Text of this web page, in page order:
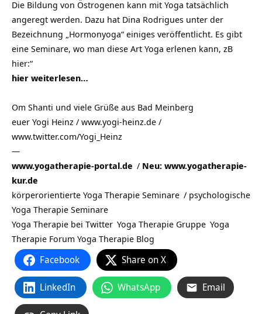
Die Bildung von Östrogenen kann mit Yoga tatsächlich
angeregt werden. Dazu hat Dina Rodrigues unter der
Bezeichnung „Hormonyoga“ einiges veröffentlicht. Es gibt
eine Seminare, wo man diese Art Yoga erlenen kann, zB
hier:“
hier weiterlesen…
Om Shanti und viele Grüße aus Bad Meinberg
euer Yogi Heinz / www.yogi-heinz.de /
www.twitter.com/Yogi_Heinz
—
www.yogatherapie-portal.de / Neu: www.yogatherapie-
kur.de
körperorientierte Yoga Therapie Seminare / psychologische
Yoga Therapie Seminare
Yoga Therapie bei Twitter Yoga Therapie Gruppe Yoga
Therapie Forum Yoga Therapie Blog
Facebook Share on X
LinkedIn WhatsApp Email